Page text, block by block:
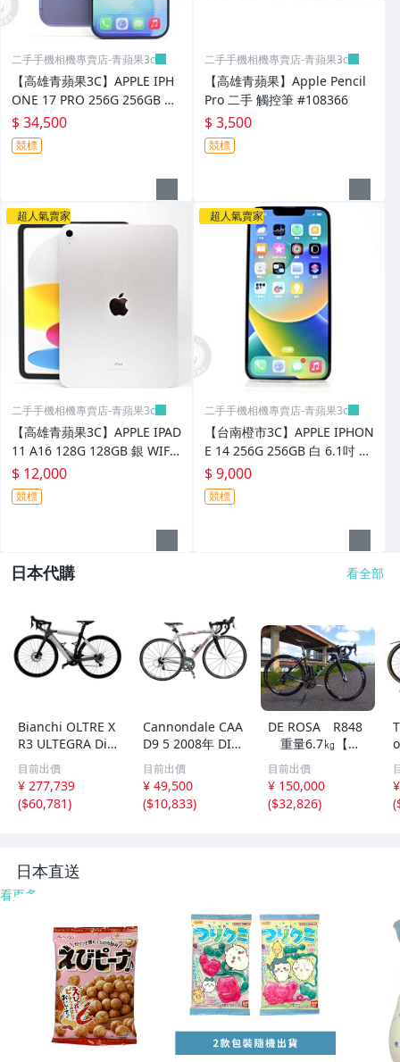
二手手機相機專賣店-青蘋果3c
【高雄青蘋果3C】APPLE IPH
ONE 17 PRO 256G 256GB 藍
6.3吋 二手手機#108370
$ 34,500
競標
二手手機相機專賣店-青蘋果3c
【高雄青蘋果】Apple Pencil
Pro 二手 觸控筆 #108366
$ 3,500
競標
超人氣賣家
二手手機相機專賣店-青蘋果3c
【高雄青蘋果3C】APPLE IPAD
11 A16 128G 128GB 銀 WIFI
僅拆 保固未開通#108330
$ 12,000
競標
超人氣賣家
二手手機相機專賣店-青蘋果3c
【台南橙市3C】APPLE IPHON
E 14 256G 256GB 白 6.1吋 二
手手機 iOS 18.6.2 電池70% #
108356
$ 9,000
競標
日本代購 看全部
Bianchi OLTRE X
R3 ULTEGRA Di2
2×12 ロードバイ
ク 未走行 保管品
中古 楽 Z114404
77
目前出價
¥ 277,739
($60,781)
Cannondale CAA
D9 5 2008年 DIA
DORA 50サイズ
ロードバイク SHI
MANO 105 キャ
ノンデール HAN
目前出價
¥ 49,500
($10,833)
DE ROSA R848
重量6.7㎏【引
取希望（配送をご
希望の場合は着払
いでお送りしま
す）】
目前出價
¥ 150,000
($32,826)
(
日本直送
看更多